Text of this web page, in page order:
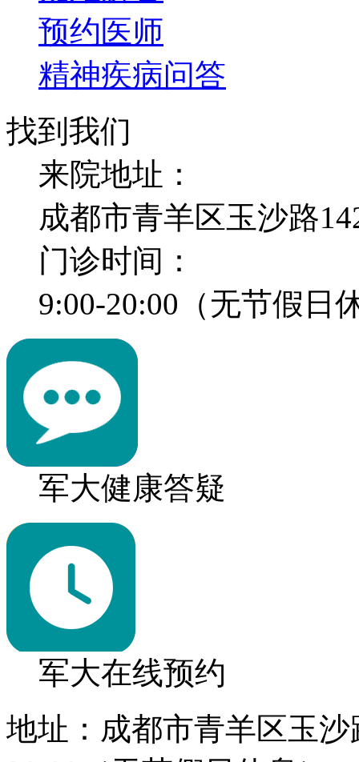
预约医师
精神疾病问答
找到我们
来院地址：
成都市青羊区玉沙路
门诊时间：
9:00-20:00（无节假日
军大健康答疑
军大在线预约
地址：成都市青羊区玉